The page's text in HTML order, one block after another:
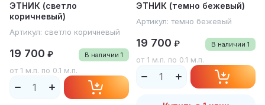
ЭТНИК (светло
коричневый)
Артикул: светло коричневый
В наличии 1
19 700 ₽
от 1 м.п. по 0.1 м.п.
ЭТНИК (темно бежевый)
Артикул: темно бежевый
В наличии 1
19 700 ₽
от 1 м.п. по 0.1 м.п.